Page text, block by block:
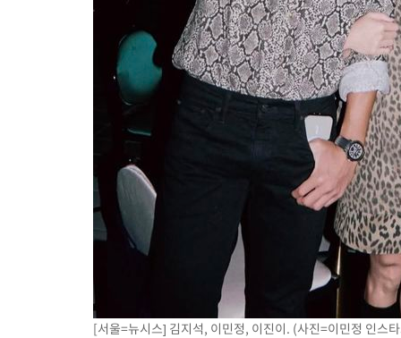
[서울=뉴시스] 김지석, 이민정, 이진이. (사진=이민정 인스